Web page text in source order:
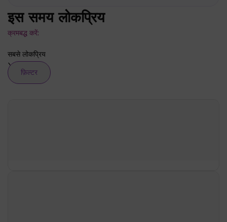
इस समय लोकप्रिय
क्रमबद्ध करें:
सबसे लोकप्रिय
फ़िल्टर